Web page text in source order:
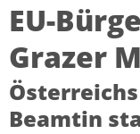
EU-
Grazer
Beamtin